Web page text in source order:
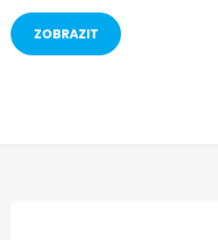
ZOBRAZIT